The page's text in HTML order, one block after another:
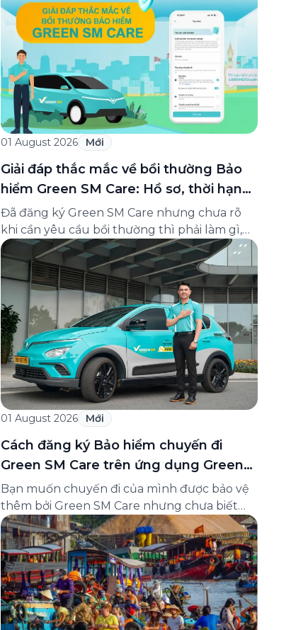
doanh nghiệp lớn nhất Đông Nam Á theo
bảng xếp hạng của Tạp chí Fortune (Mỹ).
Nhân kỷ niệm 33 năm thành lập (8/8/1993
đến 8/8/2026), Green SM trân […]
01 August 2026 Mới
Giải đáp thắc mắc về bồi thường Bảo
hiểm Green SM Care: Hồ sơ, thời hạn
và cách liên hệ hỗ trợ
Đã đăng ký Green SM Care nhưng chưa rõ
khi cần yêu cầu bồi thường thì phải làm gì,
hồ sơ ra sao, hay giấy chứng nhận bảo hiểm
tìm ở đâu? Bài viết này tổng hợp đầy đủ các
câu hỏi thường gặp nhất về quy trình bồi
thường và hỗ trợ của Green […]
01 August 2026 Mới
Cách đăng ký Bảo hiểm chuyến đi
Green SM Care trên ứng dụng Green
SM
Bạn muốn chuyến đi của mình được bảo vệ
thêm bởi Green SM Care nhưng chưa biết
đăng ký ở đâu? Bài viết dưới đây sẽ hướng
dẫn chi tiết cách tham gia (và hủy tham gia)
gói bảo hiểm này ngay trên ứng dụng Green
SM, cùng những lưu ý quan trọng trước khi
[…]